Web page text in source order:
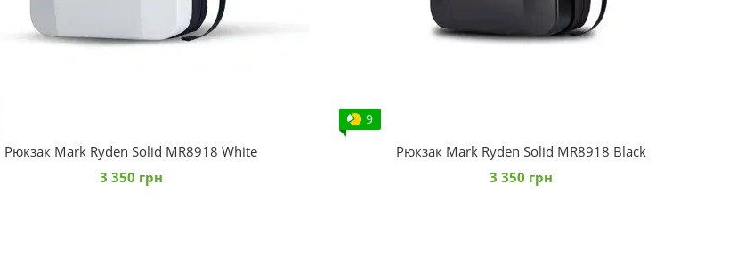
Рюкзак Mark Ryden Solid MR8918 White
3 350 грн
9
Рюкзак Mark Ryden Solid MR8918 Black
3 350 грн